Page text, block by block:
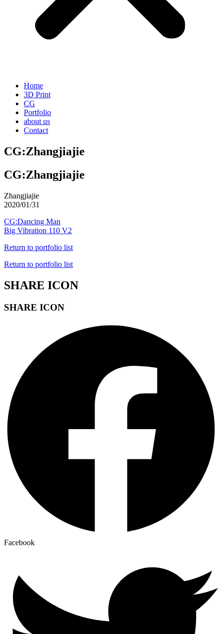
Home
3D Print
CG
Portfolio
about us
Contact
CG:Zhangjiajie
CG:Zhangjiajie
Zhangjiajie
2020/01/31
CG:Dancing Man
Big Vibration 110 V2
Return to portfolio list
Return to portfolio list
SHARE ICON
SHARE ICON
Facebook